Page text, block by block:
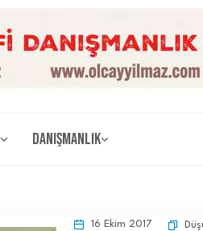
Danışmanlık
16 Ekim 2017